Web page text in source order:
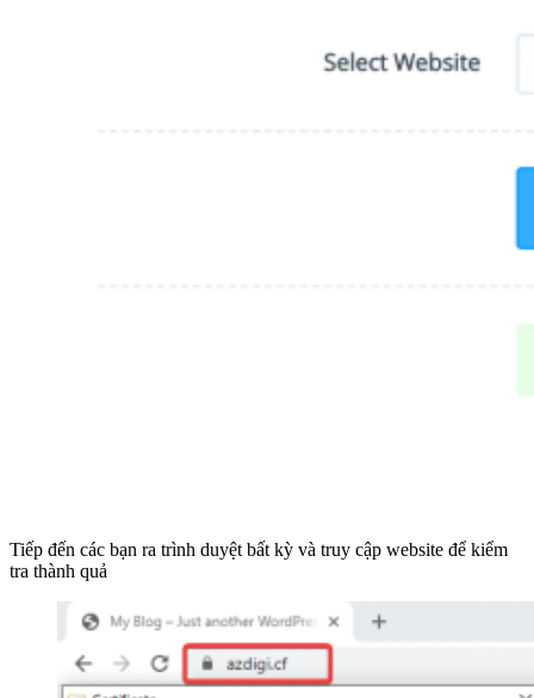
Tiếp đến các bạn ra trình duyệt bất kỳ và truy cập website để kiểm
tra thành quả